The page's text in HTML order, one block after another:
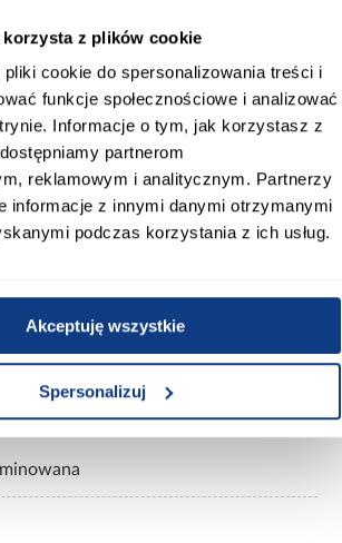
z plików cookie
cookie do spersonalizowania treści i
funkcje społecznościowe i analizować
Informacje o tym, jak korzystasz z
partnerom
reklamowym i analitycznym. Partnerzy
informacje z innymi danymi otrzymanymi
podczas korzystania z ich usług.
Akceptuję wszystkie
Spersonalizuj
[cm]:
[cm]: